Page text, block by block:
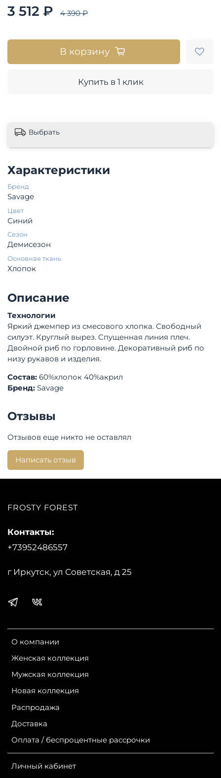
3 512 ₽ 4 390 ₽
В корзину
Купить в 1 клик
Выбрать
Характеристики
Бренд
Savage
Цвет
Синий
Сезон
Демисезон
Основная ткань
Хлопок
Описание
Технологии
Яркий джемпер из смесового хлопка. Свободный
силуэт. Круглый вырез. Спущенная линия плеч.
Двойной риб по горловине. Декоративный риб по
низу рукавов и изделия.
Состав: 60%хлопок 40%акрил
Бренд: Savage
Отзывы
Отзывов еще никто не оставлял
Написать отзыв
FROSTY FOREST
О компании
Женская коллекция
Мужская коллекция
Новая коллекция
Распродажа
Доставка
Оплата / беспроцентные рассрочки
Личный кабинет
Контакты:
+73952486557
г Иркутск, ул Советская, д 25